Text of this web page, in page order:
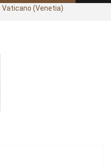
Vaticano (Venetia)